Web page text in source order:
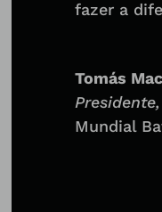
fazer a
Tomás
Presidente,
Mundial